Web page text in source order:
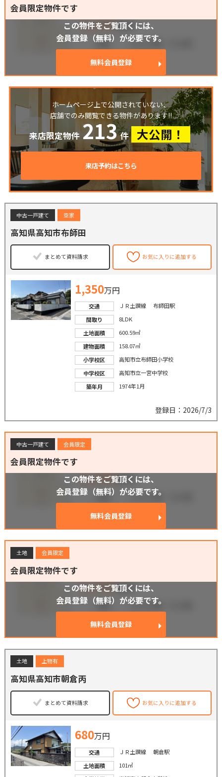
会員限定物件です
この物件をご覧頂くには、
会員登録（無料）が必要です。
無料会員登録
ホームページ上で公開されていない、
店舗でのみ閲覧できる物件があります!!
来店限定物件 213 件 大公開！
来店予約はこちら
中古一戸建て 空家
高知県高知市布師田
まとめて資料請求 お気に入りに追加する
1,350万円
交通
ＪＲ土讃線 布師田駅
間取り
8LDK
土地面積
600.59㎡
建物面積
158.07㎡
小学校区
高知市立布師田小学校
中学校区
高知市立一宮中学校
築年月
1974年1月
登録日：2026/7/3
中古一戸建て 会員限定
会員限定物件です
この物件をご覧頂くには、
会員登録（無料）が必要です。
無料会員登録
土地 会員限定
会員限定物件です
この物件をご覧頂くには、
会員登録（無料）が必要です。
無料会員登録
土地 上物有
高知県高知市朝倉丙
まとめて資料請求 お気に入りに追加する
680万円
交通
ＪＲ土讃線 朝倉駅
土地面積
101㎡